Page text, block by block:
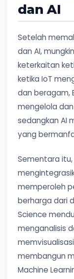
dan AI
Setelah
dan AI,
keterkaitan
ketika IoT
dan beragam,
mengelola
sedangkan AI
yang
Sementara
memperoleh
berharga dari
Science
menganalisis
membangun
Machine